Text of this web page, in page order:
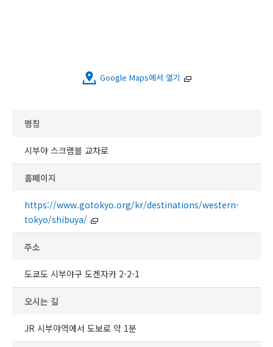
Google Maps에서 열기
명칭
시부야 스크램블 교차로
홈페이지
https://www.gotokyo.org/kr/destinations/western-
tokyo/shibuya/
주소
도쿄도 시부야구 도겐자카 2-2-1
오시는 길
JR 시부야역에서 도보로 약 1분